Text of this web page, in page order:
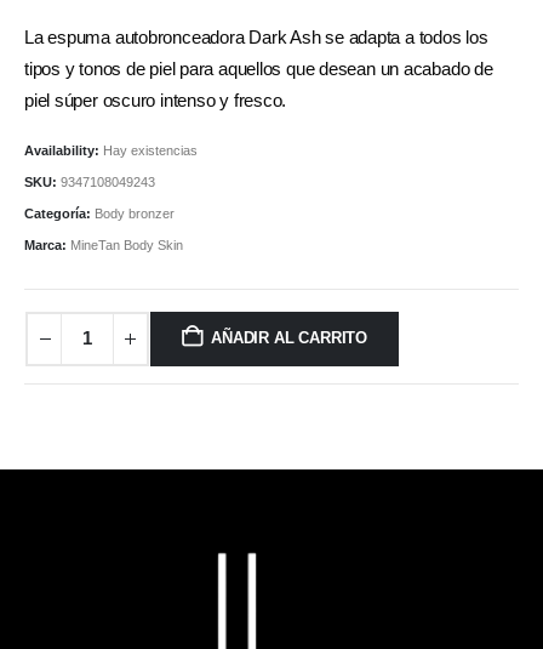
La espuma autobronceadora Dark Ash se adapta a todos los
tipos y tonos de piel para aquellos que desean un acabado de
piel súper oscuro intenso y fresco.
Availability: Hay existencias
SKU: 9347108049243
Categoría: Body bronzer
Marca: MineTan Body Skin
AÑADIR AL CARRITO